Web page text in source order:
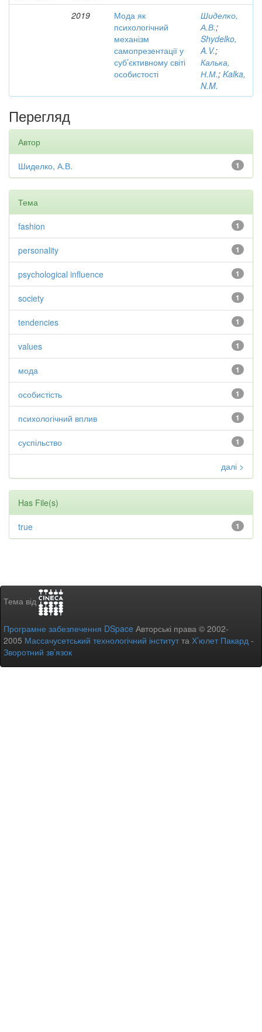
2019
Мода як
психологічний
механізм
самопрезентації у
суб’єктивному світі
особистості
Шиделко,
А.В.;
Shydelko,
A.V.;
Калька,
Н.М.; Kalka,
N.M.
Перегляд
Автор
1
Шиделко, А.В.
Тема
1
fashion
1
personality
1
psychological influence
1
society
1
tendencies
1
values
1
мода
1
особистість
1
психологічний вплив
1
суспільство
далі >
Has File(s)
1
true
Тема від
Програмне забезпечення DSpace Авторські права © 2002-
2005 Массачусетський технологічний інститутта Х’юлет Пакард -
Зворотний зв’язок